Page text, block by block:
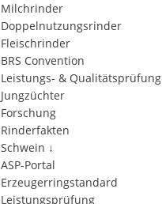
Milchrinder
Doppelnutzungsrinder
Fleischrinder
BRS Convention
Leistungs- & Qualitätsprüfung
Jungzüchter
Forschung
Rinderfakten
Schwein ↓
ASP-Portal
Erzeugerringstandard
Leistungsprüfung